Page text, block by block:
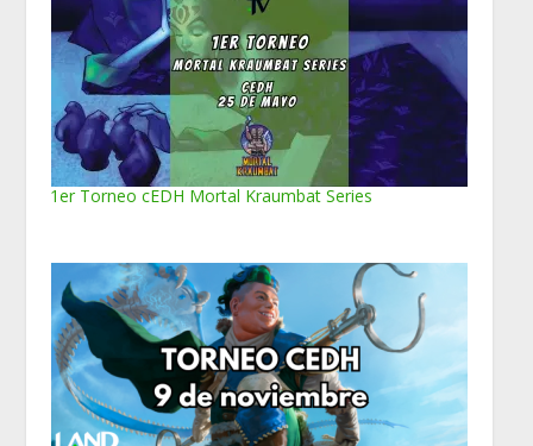
1er Torneo cEDH Mortal Kraumbat Series